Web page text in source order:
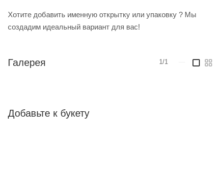
Хотите добавить именную открытку или упаковку ? Мы
создадим идеальный вариант для вас!
Галерея 1/1
Добавьте к букету